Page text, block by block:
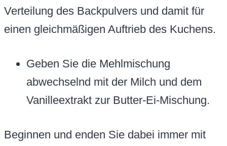
Verteilung des Backpulvers und damit für
einen gleichmäßigen Auftrieb des Kuchens.
Geben Sie die Mehlmischung
abwechselnd mit der Milch und dem
Vanilleextrakt zur Butter-Ei-Mischung.
Beginnen und enden Sie dabei immer mit